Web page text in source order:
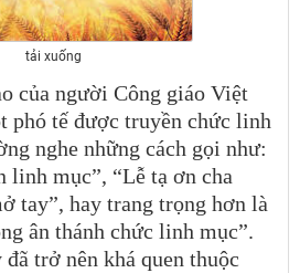
tải xuống
của người Công giáo Việt
phó tế được truyền chức linh
nghe những cách gọi như:
linh mục”, “Lễ tạ ơn cha
tay”, hay trang trọng hơn là
ân thánh chức linh mục”.
trở nên khá quen thuộc